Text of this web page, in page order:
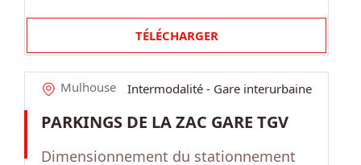
TÉLÉCHARGER
Intermodalité - Gare interurbaine
Mulhouse
PARKINGS DE LA ZAC GARE TGV
Dimensionnement du stationnement